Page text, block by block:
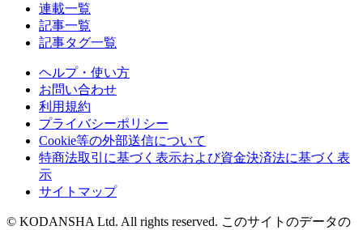
連載一覧
記事一覧
記事タグ一覧
ヘルプ・使い方
お問い合わせ
利用規約
プライバシーポリシー
Cookie等の外部送信について
特商法取引に基づく表示および資金決済法に基づく表
示
サイトマップ
© KODANSHA Ltd. All rights reserved. このサイトのデータの